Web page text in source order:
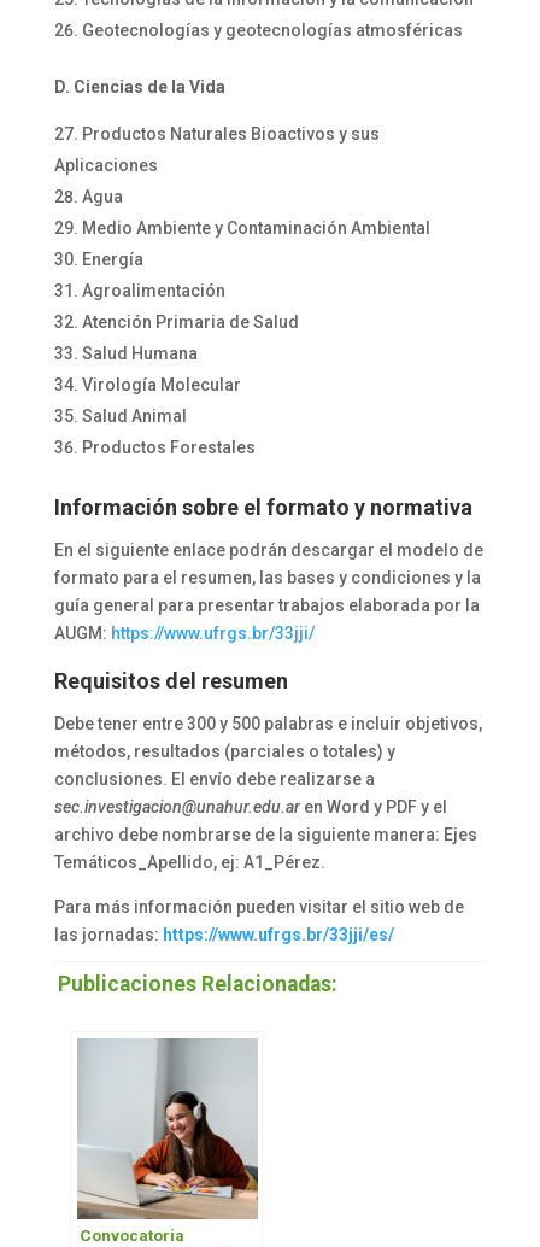
Geotecnologías y geotecnologías atmosféricas
D. Ciencias de la Vida
Productos Naturales Bioactivos y sus
Aplicaciones
Agua
Medio Ambiente y Contaminación Ambiental
Energía
Agroalimentación
Atención Primaria de Salud
Salud Humana
Virología Molecular
Salud Animal
Productos Forestales
Información sobre el formato y normativa
En el siguiente enlace podrán descargar el modelo de
formato para el resumen, las bases y condiciones y la
guía general para presentar trabajos elaborada por la
AUGM: https://www.ufrgs.br/33jji/
Requisitos del resumen
Debe tener entre 300 y 500 palabras e incluir objetivos,
métodos, resultados (parciales o totales) y
conclusiones. El envío debe realizarse a
sec.investigacion@unahur.edu.aren Word y PDF y el
archivo debe nombrarse de la siguiente manera: Ejes
Temáticos_Apellido, ej: A1_Pérez.
Para más información pueden visitar el sitio web de
las jornadas: https://www.ufrgs.br/33jji/es/
Publicaciones Relacionadas:
Convocatoria